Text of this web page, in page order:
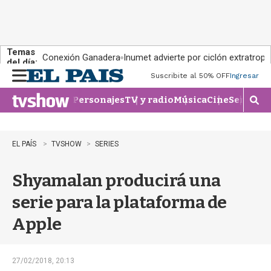
Temas
del día: Conexión Ganadera Inumet advierte por ciclón
n
u
Suscribite al 50% OFFIngresar
PersonajesTV y radioMúsicaCineSeries
M
o
EL PAÍS TVSHOW SERIES
Shyamalan producirá una
serie para la plataforma de
Apple
27/02/2018, 20:13